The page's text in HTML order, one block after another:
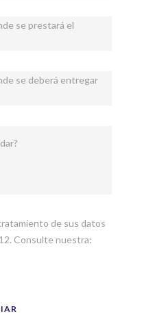
se prestará el
se deberá entregar
de sus datos
Consulte nuestra: